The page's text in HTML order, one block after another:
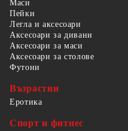
Маси
Пейки
Легла и аксесоари
Аксесоари за дивани
Аксесоари за маси
Аксесоари за столове
Футони
Възрастни
Еротика
Спорт и фитнес